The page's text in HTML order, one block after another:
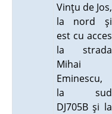
Vinţu de Jos,
la nord şi
est cu acces
la strada
Mihai
Eminescu,
la sud
DJ705B şi la